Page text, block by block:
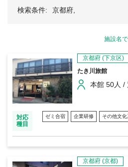
検索条件: 京都府,
施設名
京都府 (下京区)
たき川旅館
本館 50人 /
対応
種目
ゼミ合宿 企業研修 その他文化
京都府 (京都)